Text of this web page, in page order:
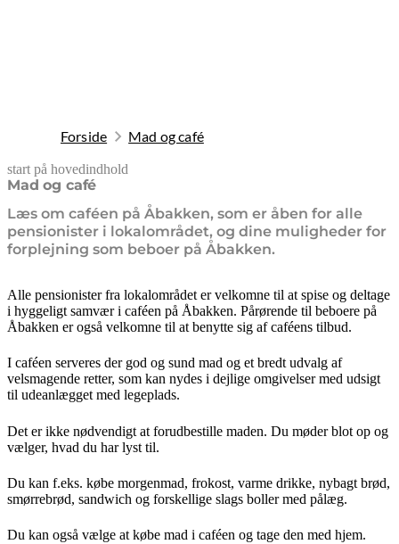
Forside Mad og café
start på hovedindhold
Mad og café
Læs om caféen på Åbakken, som er åben for alle
pensionister i lokalområdet, og dine muligheder for
forplejning som beboer på Åbakken.
senest opdateret 10. februar 2026
Alle pensionister fra lokalområdet er velkomne til at spise og deltage
i hyggeligt samvær i caféen på Åbakken. Pårørende til beboere på
Åbakken er også velkomne til at benytte sig af caféens tilbud.
I caféen serveres der god og sund mad og et bredt udvalg af
velsmagende retter, som kan nydes i dejlige omgivelser med udsigt
til udeanlægget med legeplads.
Det er ikke nødvendigt at forudbestille maden. Du møder blot op og
vælger, hvad du har lyst til.
Du kan f.eks. købe morgenmad, frokost, varme drikke, nybagt brød,
smørrebrød, sandwich og forskellige slags boller med pålæg.
Du kan også vælge at købe mad i caféen og tage den med hjem.